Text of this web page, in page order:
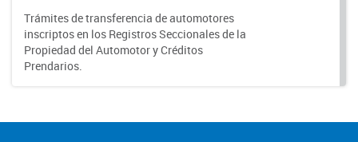
Trámites de transferencia de automotores
inscriptos en los Registros Seccionales de la
Propiedad del Automotor y Créditos
Prendarios.